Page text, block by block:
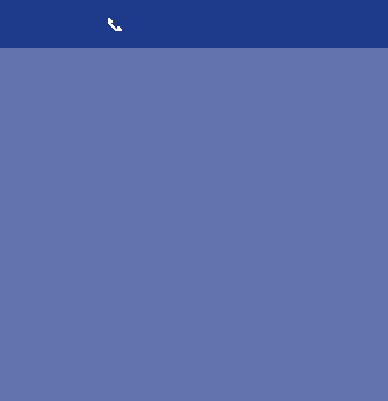
📞